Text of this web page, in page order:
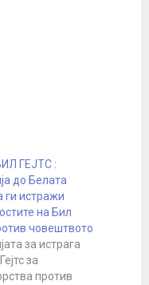
ГЕЈТС :
до Белата
ги истражи
на Бил
човештвото
за истрага
за
против